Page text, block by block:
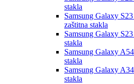
stakla
Samsung Galaxy
zaštitna stakla
Samsung Galaxy S23
stakla
Samsung Galaxy A54
stakla
Samsung Galaxy A34
stakla